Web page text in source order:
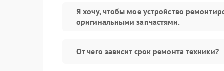
Я хочу, чтобы мое устройство
оригинальными запчастями.
От чего зависит срок ремонта техники?